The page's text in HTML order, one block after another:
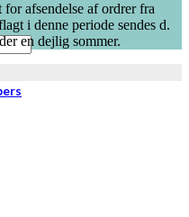
afsendelse af ordrer fra
i denne periode sendes d.
en dejlig sommer.